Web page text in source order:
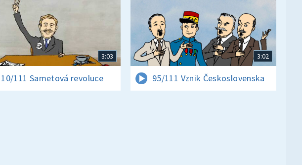
3:03
111 Sametová revoluce
3:02
95/111 Vznik Československa